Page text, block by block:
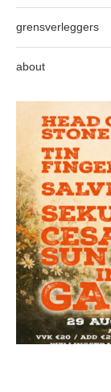
grensverleggers
about